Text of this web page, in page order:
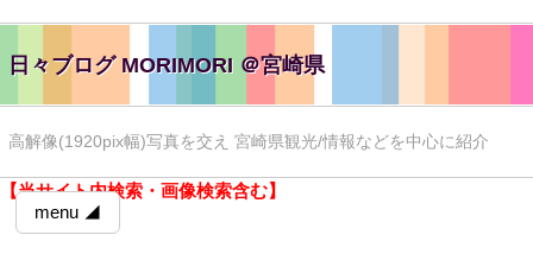
日々ブログ MORIMORI ＠宮崎県
高解像(1920pix幅)写真を交え 宮崎県観光/情報などを中心に紹介
【当サイト内検索・画像検索含む】
menu ◢